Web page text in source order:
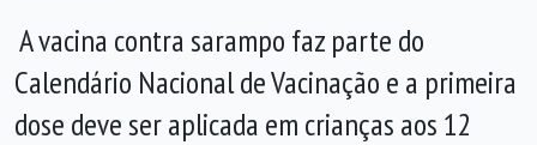
A vacina contra sarampo faz parte do
Calendário Nacional de Vacinação e a primeira
dose deve ser aplicada em crianças aos 12